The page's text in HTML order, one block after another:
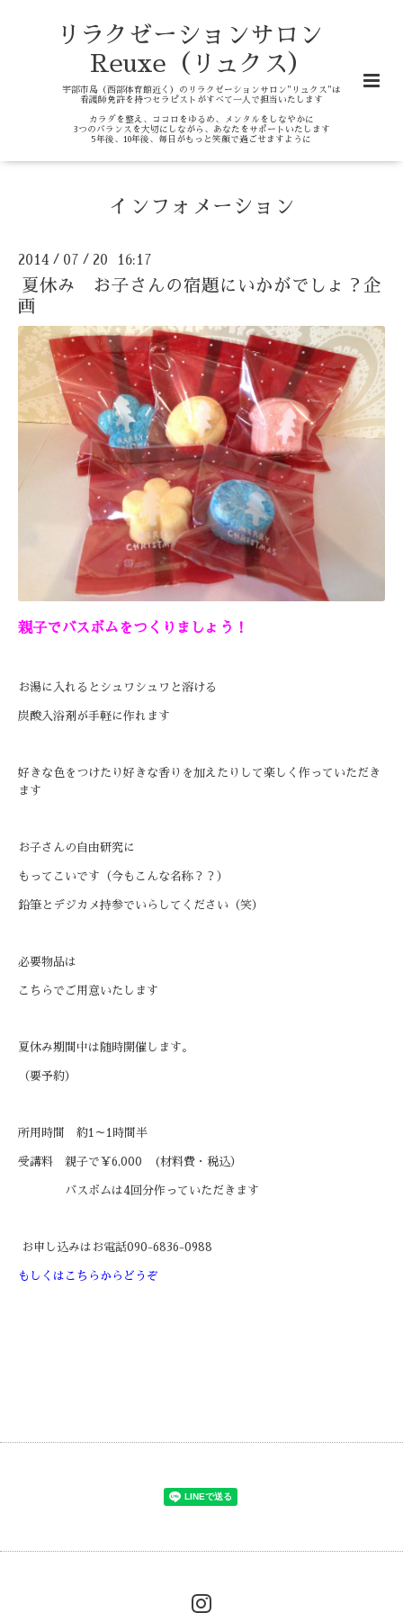
リラクゼーションサロン
Reuxe（リュクス）
宇部市島（西部体育館近く）のリラクゼーションサロン"リュクス"は
看護師免許を持つセラピストがすべて一人で担当いたします
カラダを整え、ココロをゆるめ、メンタルをしなやかに
3つのバランスを大切にしながら、あなたをサポートいたします
5年後、10年後、毎日がもっと笑顔で過ごせますように
インフォメーション
2014 / 07 / 20 16:17
夏休み お子さんの宿題にいかがでしょ？企
画
親子でバスボムをつくりましょう！
お湯に入れるとシュワシュワと溶ける
炭酸入浴剤が手軽に作れます
好きな色をつけたり 好きな香りを加えたりして楽しく作っていただき
ます
お子さんの自由研究に
もってこいです（今もこんな名称？？）
鉛筆とデジカメ持参でいらしてください（笑）
必要物品は
こちらでご用意いたします
夏休み期間中は随時開催します。
（要予約）
所用時間 約1～1時間半
受講料 親子で￥6,000 (材料費・税込）
バスボムは4回分作っていただきます
お申し込みはお電話090-6836-0988
もしくはこちらからどうぞ